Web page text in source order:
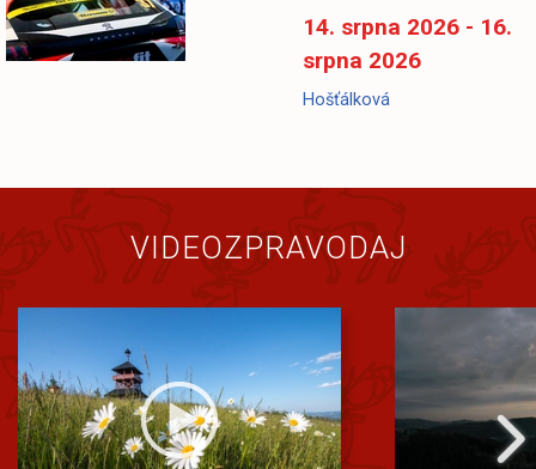
14. srpna 2026 - 16.
srpna 2026
Hošťálková
VIDEOZPRAVODAJ